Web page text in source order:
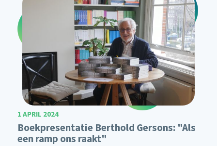
1 APRIL 2024
Boekpresentatie Berthold Gersons: "Als
een ramp ons raakt"